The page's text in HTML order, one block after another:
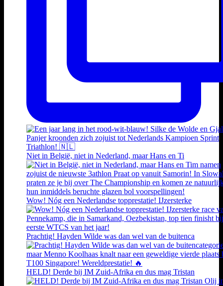
Niet in België, niet in Nederland, maar Hans en Ti
Wow! Nóg een Nederlandse topprestatie! IJzersterke
Prachtig! Hayden Wilde was dan wel van de buitenca
HELD! Derde bij IM Zuid-Afrika en dus mag Tristan